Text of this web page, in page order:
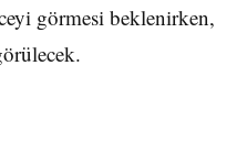
görmesi beklenirken,